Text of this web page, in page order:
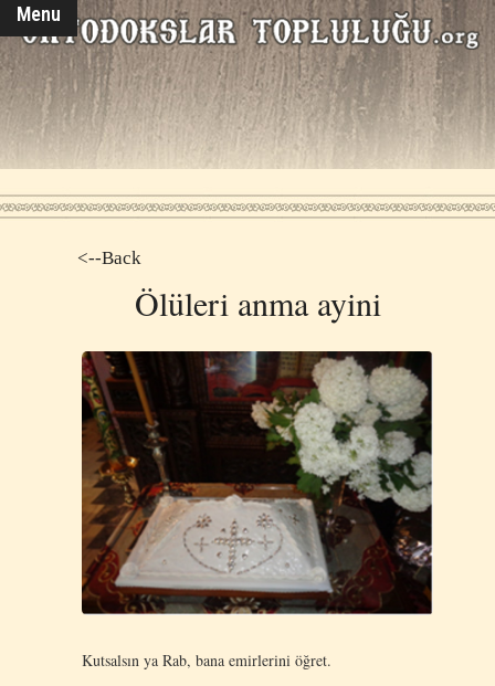
Menu
<--Back
Ölüleri anma ayini
Kutsalsın ya Rab, bana emirlerini öğret.